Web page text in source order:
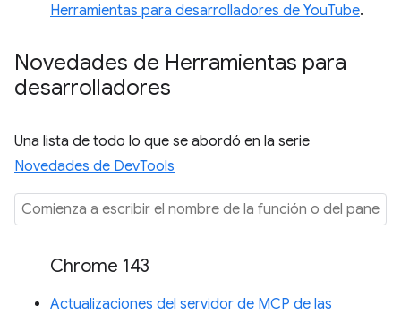
Herramientas para desarrolladores de YouTube.
Novedades de Herramientas para
desarrolladores
Una lista de todo lo que se abordó en la serie
Novedades de DevTools
Chrome 143
Actualizaciones del servidor de MCP de las